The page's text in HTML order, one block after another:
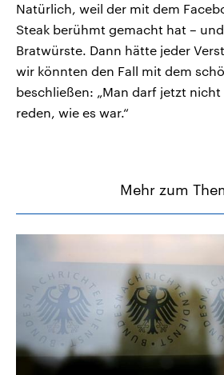
Natürlich, weil der mit dem
Steak berühmt gemacht hat –
Bratwürste. Dann hätte jeder
wir könnten den Fall mit dem
beschließen: „Man darf jetzt
reden, wie es war.“
Mehr zum